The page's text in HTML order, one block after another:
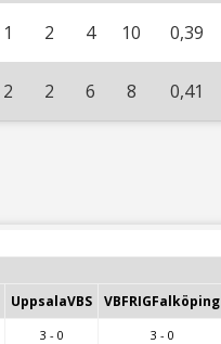
1 2 4 10 0,39
2 2 6 8 0,41
UppsalaVBS VBFRIGFalköping
3 - 0 3 - 0